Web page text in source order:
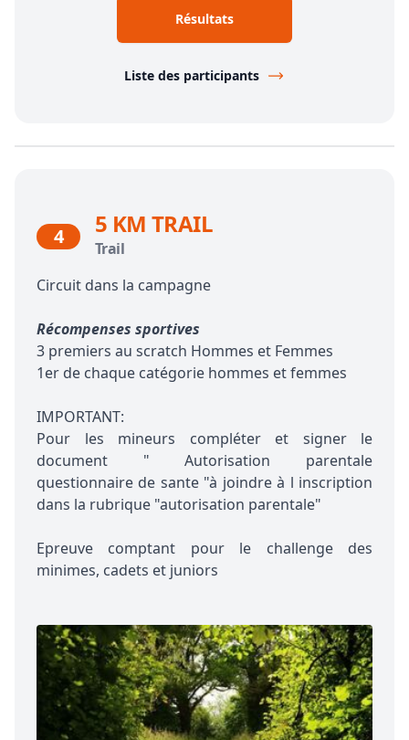
Résultats
Liste des participants
4 5 KM TRAIL
Trail
Circuit dans la campagne
Récompenses sportives
3 premiers au scratch Hommes et Femmes
1er de chaque catégorie hommes et femmes
IMPORTANT:
Pour les mineurs compléter et signer le
document " Autorisation parentale
questionnaire de sante "à joindre à l inscription
dans la rubrique "autorisation parentale"
Epreuve comptant pour le challenge des
minimes, cadets et juniors